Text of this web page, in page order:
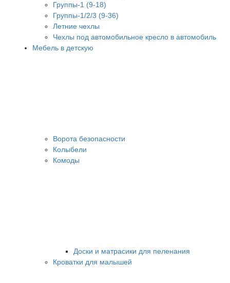
Группы-1 (9-18)
Группы-1/2/3 (9-36)
Летние чехлы
Чехлы под автомобильное кресло в автомобиль
Мебель в детскую
Ворота безопасности
Колыбели
Комоды
Доски и матрасики для пеленания
Кроватки для малышей